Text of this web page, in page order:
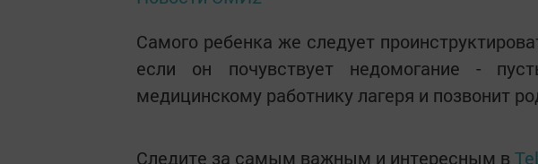
Самого ребенка же следует
если он почувствует недомогание -
медицинскому работнику лагеря и позвонит
Следите за самым важным и интересным в